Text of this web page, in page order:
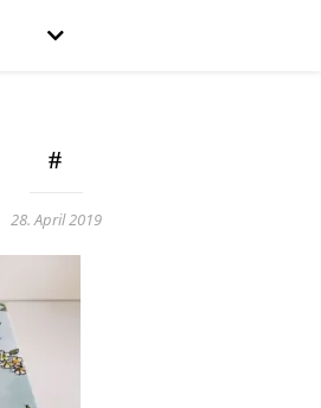
#
28. April 2019